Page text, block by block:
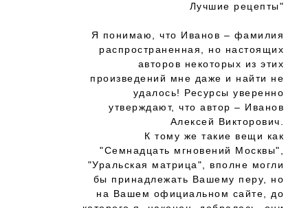
Лучшие рецепты"
Я понимаю, что Иванов – фамилия
распространенная, но настоящих
авторов некоторых из этих
произведений мне даже и найти не
удалось! Ресурсы уверенно
утверждают, что автор – Иванов
Алексей Викторович.
К тому же такие вещи как
"Семнадцать мгновений Москвы",
"Уральская матрица", вполне могли
бы принадлежать Вашему перу, но
на Вашем официальном сайте, до